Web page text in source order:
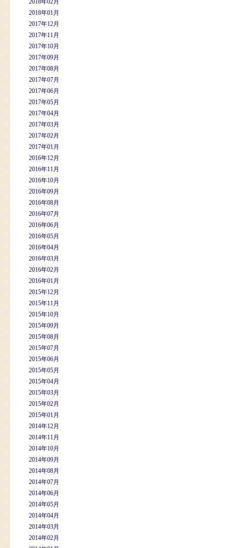
2018年02月
2018年01月
2017年12月
2017年11月
2017年10月
2017年09月
2017年08月
2017年07月
2017年06月
2017年05月
2017年04月
2017年03月
2017年02月
2017年01月
2016年12月
2016年11月
2016年10月
2016年09月
2016年08月
2016年07月
2016年06月
2016年05月
2016年04月
2016年03月
2016年02月
2016年01月
2015年12月
2015年11月
2015年10月
2015年09月
2015年08月
2015年07月
2015年06月
2015年05月
2015年04月
2015年03月
2015年02月
2015年01月
2014年12月
2014年11月
2014年10月
2014年09月
2014年08月
2014年07月
2014年06月
2014年05月
2014年04月
2014年03月
2014年02月